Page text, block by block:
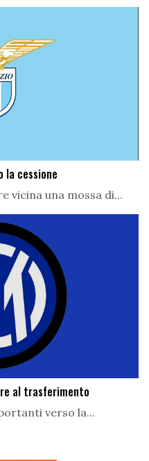
la cessione
vicina una mossa di...
al trasferimento
verso la...